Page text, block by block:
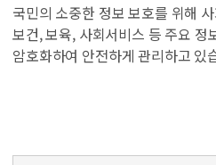
국민의 소중한 정보 보호를 위해
보건, 보육, 사회서비스 등 주요 정
암호화하여 안전하게 관리하고 있